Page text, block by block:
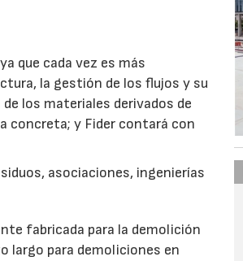
que cada vez es más
la gestión de los flujos y su
los materiales derivados de
concreta; y Fider contará con
asociaciones, ingenierías
fabricada para la demolición
largo para demoliciones en